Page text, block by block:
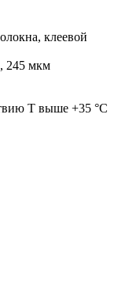
клеевой
245 мкм
Т выше +35 °С